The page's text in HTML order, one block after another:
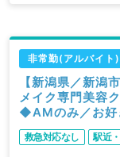
非常勤(アルバイト
【新潟県／新
メイク専門美容
◆AMのみ／お好
問／非常勤）
救急対応なし 駅近